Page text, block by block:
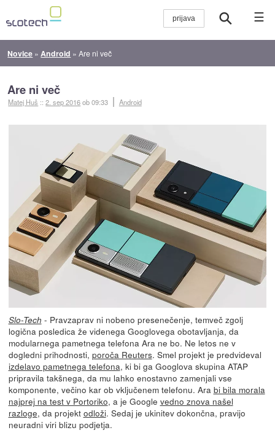
☰
Novice » Android »Are ni več
Are ni več
Matej Huš ::2. sep 2016ob 09:33 Android
Slo-Tech - Pravzaprav ni nobeno presenečenje, temveč zgolj
logična posledica že videnega Googlovega obotavljanja, da
modularnega pametnega telefona Ara ne bo. Ne letos ne v
dogledni prihodnosti, poroča Reuters. Smel projekt je predvideval
izdelavo pametnega telefona, ki bi ga Googlova skupina ATAP
pripravila takšnega, da mu lahko enostavno zamenjali vse
komponente, večino kar ob vključenem telefonu. Ara bi bila morala
najprej na test v Portoriko, a je Google vedno znova našel
razloge, da projekt odloži. Sedaj je ukinitev dokončna, pravijo
neuradni viri blizu podjetja.